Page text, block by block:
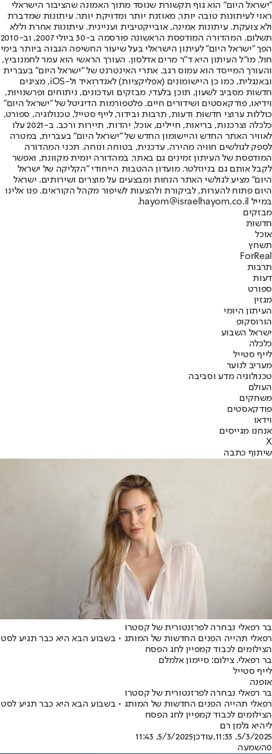
"ישראל היום" הוא גוף תקשורת שנוסד מתוך האמונה שהציבור הישראלי
ראוי לעיתונות טובה יותר, מאוזנת יותר ומדויקת יותר. עיתונות שמדברת
ולא צועקת. עיתונות אמינה, אובייקטיבית ועניינית. עיתונות אחרת וללא
תשלום. המהדורה המודפסת הראשונה פורסמה ב-30 ביולי 2007, וב-2010
הפך "ישראל היום" לעיתון הישראלי בעל שיעור החשיפה הגבוה ביותר בימי
חול. מו"ל העיתון היא ד"ר מרים אדלסון. העורך הראשי הוא עמר לחמנוביץ,
והעורך המייסד הוא עמוס רגב. אתרי האינטרנט של "ישראל היום" בעברית
ובאנגלית, כמו כן היישומונים (אפליקציות) לאנדרואיד ול-iOS, מציגים
חדשות מסביב לשעון, תוכן בלעדי, מבזקים ועדכונים, ניתוחים ופרשנויות,
וידיאו, פודקאסטים ושידורים חיים. פלטפורמות הדיגיטל של "ישראל היום"
כוללות ערוצי חדשות ודעות, תרבות ובידור, לייף סטייל, טכנולוגיה, ספורט,
כלכלה וצרכנות, בריאות, חיילים, אוכל, יהדות, תיירות ורכב. ב-2021 עלו
לאוויר האתר החדש והיישומון החדש של "ישראל היום" בעברית, במטרה
לספק לגולשים חוויה מהירה, עדכנית, בטוחה ונוחה. תכני המהדורה
המודפסת של העיתון זמינים גם באתר, במהדורה יומית מקוונת, ואפשר
לקבל אותם גם בניוזלטר. מועדון ההטבות הייחודי "הקליקה של ישראל
היום" מציע לגולשי האתר הנחות ומבצעים על מוצרים ושירותים. ישראל
היום פתוח להערות, לביקורת ולהצעות לשיפור מקהל הקוראים. פנו אלינו
במייל hayom@israelhayom.co.il.
מבזקים
חדשות
אוכל
תשחץ
ForReal
תרבות
דעות
ספורט
מגזין
העיתון היומי
הורוסקופ
ישראל השבוע
כלכלה
לייף סטייל
מעריב לנוער
טכנולוגיה מדע וסביבה
העולם
משחקים
פודקאסטים
וידאו
אנחנו מגייסים
X
שיתוף כתבה
בר רפאלי נבחרה לפרזנטורית של קסטרו
רפאלי תהייה הפנים החדשות של המותג • בשבוע הבא היא כבר תגיע לסט
הצילומים לכבוד קמפיין לחג הפסח
בר רפאלי. צילום: סיימון אלמלם
לייף סטייל
אופנה
בר רפאלי נבחרה לפרזנטורית של קסטרו
רפאלי תהייה הפנים החדשות של המותג • בשבוע הבא היא כבר תגיע לסט
הצילומים לכבוד קמפיין לחג הפסח
ליהיא גלמן רם
5/3/2025, 11:33
,עודכן5/3/2025, 11:43
0השמעה